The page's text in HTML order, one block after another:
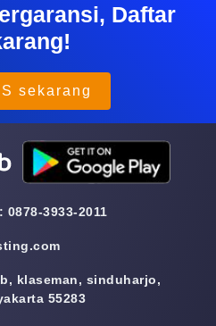
Daftar
sekarang
0878-3933-2011
klaseman, sinduharjo,
55283